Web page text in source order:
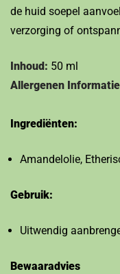
de huid soepel
verzorging of
Inhoud: 50 ml
Allergenen
Ingrediënten:
Amandelolie,
Gebruik:
Uitwendig
Bewaaradvies